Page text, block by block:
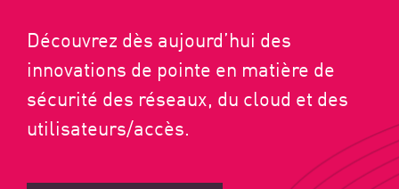
Découvrez dès aujourd’hui des
innovations de pointe en matière de
sécurité des réseaux, du cloud et des
utilisateurs/accès.